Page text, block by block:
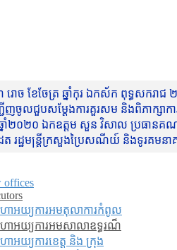
ខែចែត្រ ឆ្នាំកុរ ឯកស័ក ពុទ្ធសករាជ
ចូលជួបសម្តែងការគួរសម និងពិភាក្សាកា
ាំ២០២០ ឯកឧត្តម សួន វិសាល ប្រធានគណ
ត រដ្ឋមន្រ្តីក្រសួងប្រៃសណីយ៍ និងទូរគ
offices
ាអយ្យការអមតុលាការកំពូល
ាអយ្យការអមសាលាឧទ្ធរណ៏
អយ្យការខេត្ត និង ក្រុង